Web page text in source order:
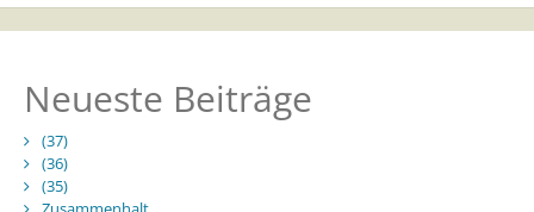
Neueste Beiträge
(37)
(36)
(35)